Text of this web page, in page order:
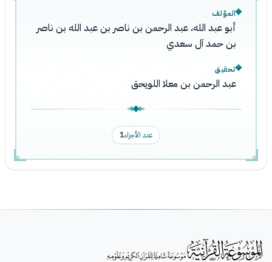
المؤلف
أبو عبد الله، عبد الرحمن بن ناصر بن عبد الله بن ناصر
بن حمد آل سعدي
تحقيق
عبد الرحمن بن معلا اللويحق
عدد الأجزاء1